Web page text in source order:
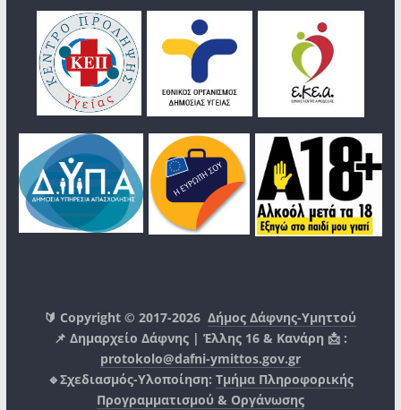
🔰 Copyright © 2017-2026Δήμος Δάφνης-Υμηττού
📌 Δημαρχείο Δάφνης | Έλλης 16 & Κανάρη 📩 :
protokolo@dafni-ymittos.gov.gr
🔹Σχεδιασμός-Υλοποίηση: Τμήμα Πληροφορικής
Προγραμματισμού & Οργάνωσης